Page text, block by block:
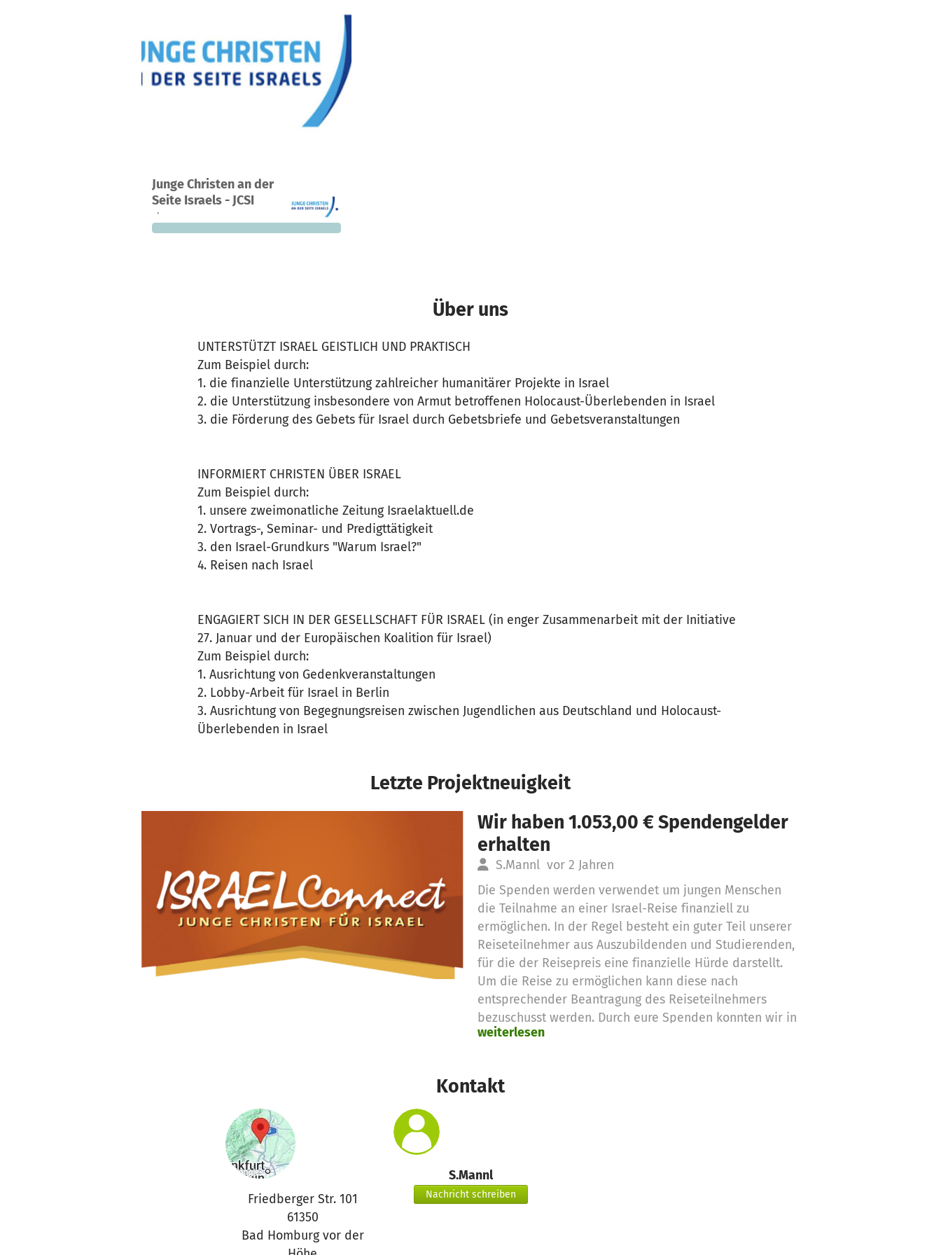
Junge Christen an der
Seite Israels - JCSI
Ein Projekt in Herrenberg, Deutschland
0 0 %
finanziert
8.000 €
fehlen noch
Über uns
UNTERSTÜTZT ISRAEL GEISTLICH UND PRAKTISCH
Zum Beispiel durch:
1. die finanzielle Unterstützung zahlreicher humanitärer Projekte in Israel
2. die Unterstützung insbesondere von Armut betroffenen Holocaust-Überlebenden in Israel
3. die Förderung des Gebets für Israel durch Gebetsbriefe und Gebetsveranstaltungen
INFORMIERT CHRISTEN ÜBER ISRAEL
Zum Beispiel durch:
1. unsere zweimonatliche Zeitung Israelaktuell.de
2. Vortrags-, Seminar- und Predigttätigkeit
3. den Israel-Grundkurs "Warum Israel?"
4. Reisen nach Israel
ENGAGIERT SICH IN DER GESELLSCHAFT FÜR ISRAEL (in enger Zusammenarbeit mit der Initiative
27. Januar und der Europäischen Koalition für Israel)
Zum Beispiel durch:
1. Ausrichtung von Gedenkveranstaltungen
2. Lobby-Arbeit für Israel in Berlin
3. Ausrichtung von Begegnungsreisen zwischen Jugendlichen aus Deutschland und Holocaust-
Überlebenden in Israel
Letzte Projektneuigkeit
Wir haben 1.053,00 € Spendengelder
erhalten
S.Mannl vor 2 Jahren
Die Spenden werden verwendet um jungen Menschen
die Teilnahme an einer Israel-Reise finanziell zu
ermöglichen. In der Regel besteht ein guter Teil unserer
Reiseteilnehmer aus Auszubildenden und Studierenden,
für die der Reisepreis eine finanzielle Hürde darstellt.
Um die Reise zu ermöglichen kann diese nach
entsprechender Beantragung des Reiseteilnehmers
bezuschusst werden. Durch eure Spenden konnten wir in
den letzten Jahren bereits für viele junge Menschen
weiterlesen
Kontakt
Friedberger Str. 101
61350
Bad Homburg vor der
S.Mannl
Nachricht schreiben